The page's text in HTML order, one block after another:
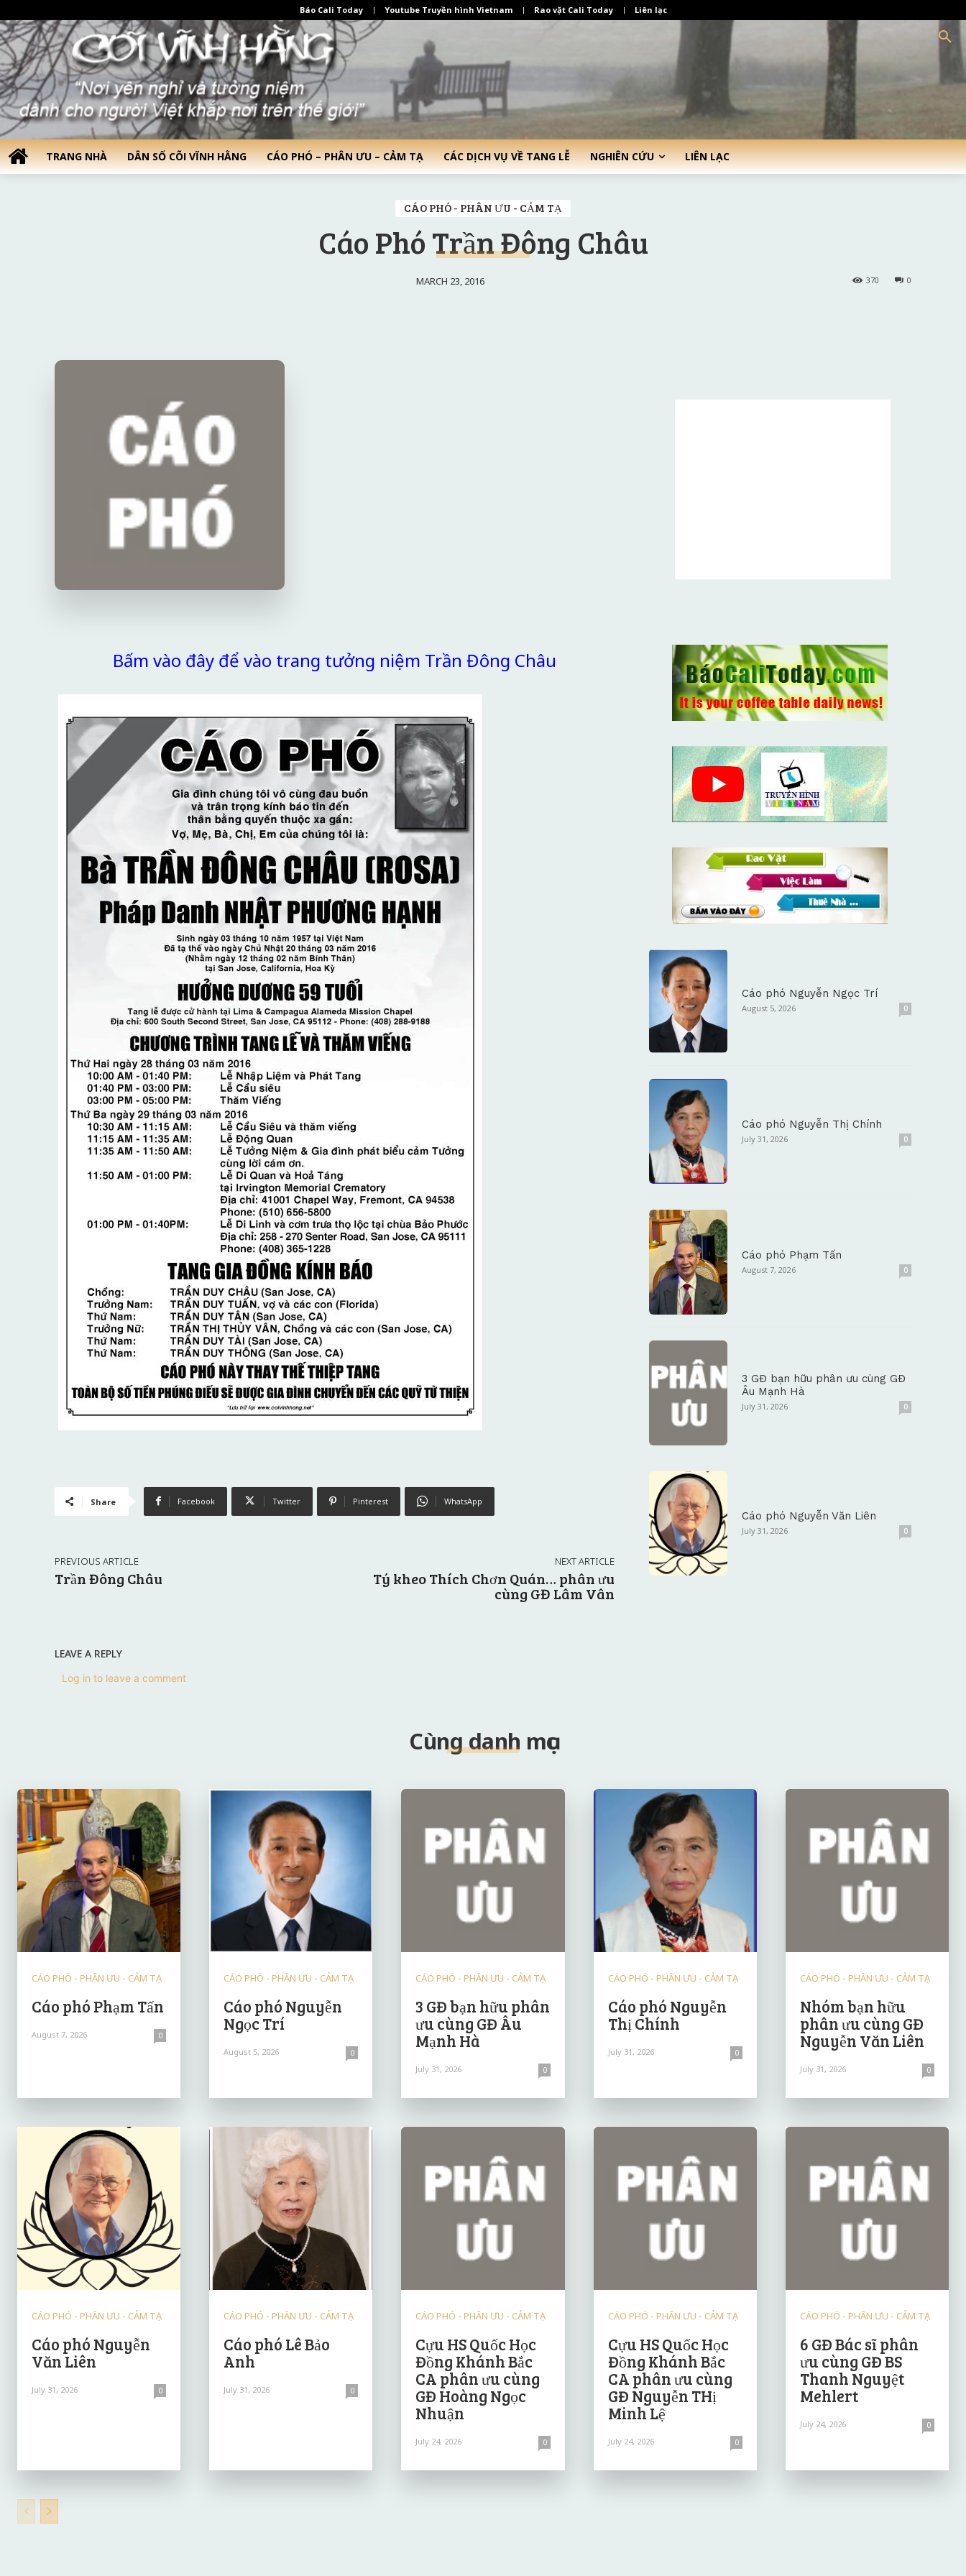
Báo Cali Today Youtube Truyền hình Vietnam Rao vặt Cali Today Liên lạc
TRANG NHÀ DÂN SỐ CÕI VĨNH HẰNG CÁO PHÓ – PHÂN ƯU – CẢM TẠ CÁC DỊCH VỤ VỀ TANG LỄ NGHIÊN CỨU LIÊN LẠC
CÁO PHÓ - PHÂN ƯU - CẢM TẠ
Cáo Phó Trần Đông Châu
MARCH 23, 2016 0
370
Bấm vào đây để vào trang tưởng niệm Trần Đông Châu
Share Facebook Twitter Pinterest WhatsApp
PREVIOUS ARTICLE
Trần Đông Châu
NEXT ARTICLE
Tý kheo Thích Chơn Quán… phân ưu
cùng GĐ Lâm Vân
LEAVE A REPLY
Log in to leave a comment
Cáo phó Nguyễn Ngọc Trí
August 5, 2026 0
Cáo phó Nguyễn Thị Chính
July 31, 2026 0
Cáo phó Phạm Tấn
August 7, 2026 0
3 GĐ bạn hữu phân ưu cùng GĐ
Âu Mạnh Hà
July 31, 2026 0
Cáo phó Nguyễn Văn Liên
July 31, 2026 0
Cùng danh mục
CÁO PHÓ - PHÂN ƯU - CẢM TẠ
Cáo phó Phạm Tấn
August 7, 2026 0
CÁO PHÓ - PHÂN ƯU - CẢM TẠ
Cáo phó Nguyễn
Ngọc Trí
August 5, 2026 0
CÁO PHÓ - PHÂN ƯU - CẢM TẠ
3 GĐ bạn hữu phân
ưu cùng GĐ Âu
Mạnh Hà
July 31, 2026 0
CÁO PHÓ - PHÂN ƯU - CẢM TẠ
Cáo phó Nguyễn
Thị Chính
July 31, 2026 0
CÁO PHÓ - PHÂN ƯU - CẢM TẠ
Nhóm bạn hữu
phân ưu cùng GĐ
Nguyễn Văn Liên
July 31, 2026 0
CÁO PHÓ - PHÂN ƯU - CẢM TẠ
Cáo phó Nguyễn
Văn Liên
July 31, 2026 0
CÁO PHÓ - PHÂN ƯU - CẢM TẠ
Cáo phó Lê Bảo
Anh
July 31, 2026 0
CÁO PHÓ - PHÂN ƯU - CẢM TẠ
Cựu HS Quốc Học
Đồng Khánh Bắc
CA phân ưu cùng
GĐ Hoàng Ngọc
Nhuận
July 24, 2026 0
CÁO PHÓ - PHÂN ƯU - CẢM TẠ
Cựu HS Quốc Học
Đồng Khánh Bắc
CA phân ưu cùng
GĐ Nguyễn THị
Minh Lệ
July 24, 2026 0
CÁO PHÓ - PHÂN ƯU - CẢM TẠ
6 GĐ Bác sĩ phân
ưu cùng GĐ BS
Thanh Nguyệt
Mehlert
July 24, 2026 0